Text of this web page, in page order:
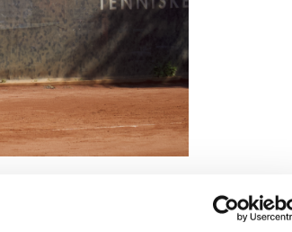
I-ryhmässä. Tuolloin samassa ryhmässä